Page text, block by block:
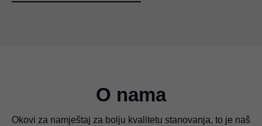
O nama
Okovi za namještaj za bolju kvalitetu stanovanja, to je naš